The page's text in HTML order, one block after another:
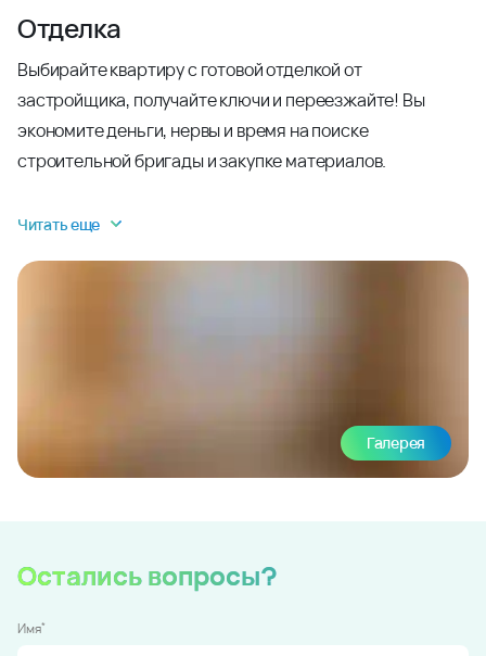
Отделка
Выбирайте квартиру с готовой отделкой от
застройщика, получайте ключи и переезжайте! Вы
экономите деньги, нервы и время на поиске
строительной бригады и закупке материалов.
Читать еще
Галерея
Остались вопросы?
Имя*